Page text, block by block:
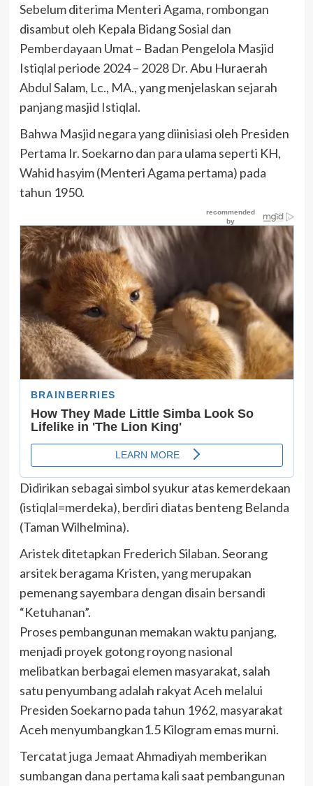
Sebelum diterima Menteri Agama, rombongan
disambut oleh Kepala Bidang Sosial dan
Pemberdayaan Umat – Badan Pengelola Masjid
Istiqlal periode 2024 – 2028 Dr. Abu Huraerah
Abdul Salam, Lc., MA., yang menjelaskan sejarah
panjang masjid Istiqlal.
Bahwa Masjid negara yang diinisiasi oleh Presiden
Pertama Ir. Soekarno dan para ulama seperti KH,
Wahid hasyim (Menteri Agama pertama) pada
tahun 1950.
Didirikan sebagai simbol syukur atas kemerdekaan
(istiqlal=merdeka), berdiri diatas benteng Belanda
(Taman Wilhelmina).
Aristek ditetapkan Frederich Silaban. Seorang
arsitek beragama Kristen, yang merupakan
pemenang sayembara dengan disain bersandi
“Ketuhanan”.
Proses pembangunan memakan waktu panjang,
menjadi proyek gotong royong nasional
melibatkan berbagai elemen masyarakat, salah
satu penyumbang adalah rakyat Aceh melalui
Presiden Soekarno pada tahun 1962, masyarakat
Aceh menyumbangkan1.5 Kilogram emas murni.
Tercatat juga Jemaat Ahmadiyah memberikan
sumbangan dana pertama kali saat pembangunan